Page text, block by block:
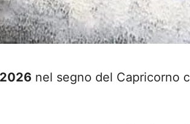
nel segno del Capricorno